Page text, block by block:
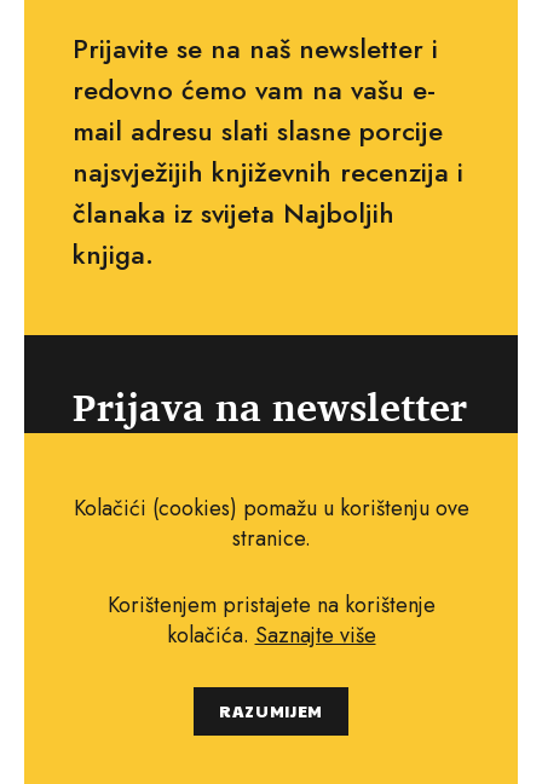
Prijavite se na naš newsletter i
redovno ćemo vam na vašu e-
mail adresu slati slasne porcije
najsvježijih književnih recenzija i
članaka iz svijeta Najboljih
knjiga.
Prijava na newsletter
politikom privatnosti i da želim
primati newsletter putem e-maila.
Kolačići (cookies) pomažu u korištenju ove
stranice.
Korištenjem pristajete na korištenje
kolačića. Saznajte više
RAZUMIJEM